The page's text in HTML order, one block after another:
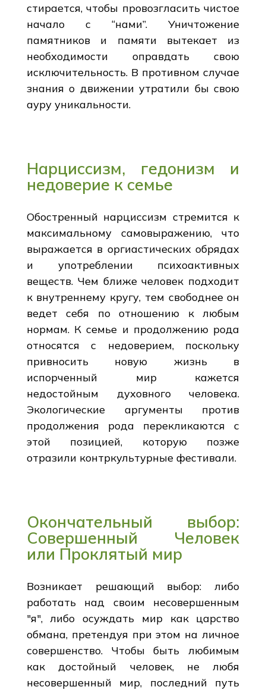
стирается, чтобы провозгласить чистое
начало с “нами”. Уничтожение
памятников и памяти вытекает из
необходимости оправдать свою
исключительность. В противном случае
знания о движении утратили бы свою
ауру уникальности.
Нарциссизм, гедонизм и
недоверие к семье
Обостренный нарциссизм стремится к
максимальному самовыражению, что
выражается в оргиастических обрядах
и употреблении психоактивных
веществ. Чем ближе человек подходит
к внутреннему кругу, тем свободнее он
ведет себя по отношению к любым
нормам. К семье и продолжению рода
относятся с недоверием, поскольку
привносить новую жизнь в
испорченный мир кажется
недостойным духовного человека.
Экологические аргументы против
продолжения рода перекликаются с
этой позицией, которую позже
отразили контркультурные фестивали.
Окончательный выбор:
Совершенный Человек
или Проклятый мир
Возникает решающий выбор: либо
работать над своим несовершенным
"я", либо осуждать мир как царство
обмана, претендуя при этом на личное
совершенство. Чтобы быть любимым
как достойный человек, не любя
несовершенный мир, последний путь